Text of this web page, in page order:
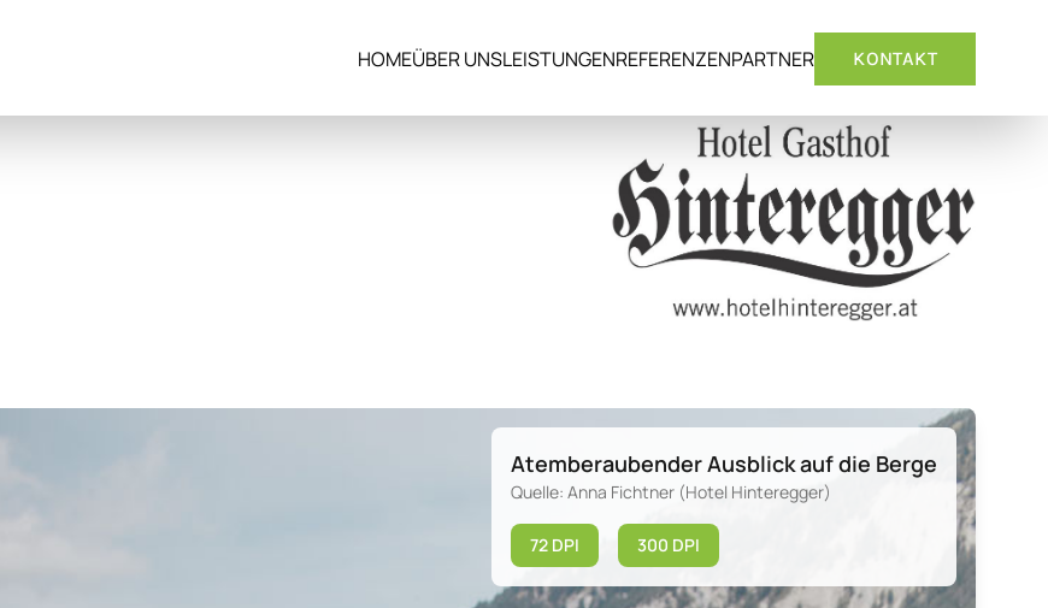
HOMEÜBER UNSLEISTUNGENREFERENZENPARTNER KONTAKT
Atemberaubender Ausblick auf die Berge
Quelle: Anna Fichtner (Hotel Hinteregger)
72 DPI 300 DPI